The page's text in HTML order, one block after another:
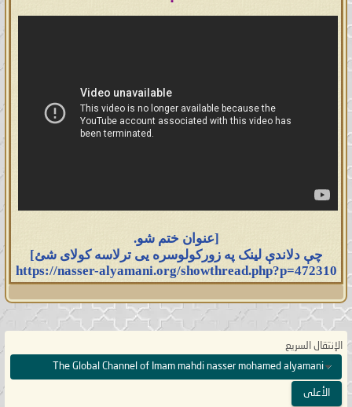
[عنوان ختم شو.
چې دلاندې لینک په زورکولوسره یی ترلاسه کولای شئ]
https://nasser-alyamani.org/showthread.php?p=472310
الإنتقال السريع
The Global Channel of Imam mahdi nasser mohamed alyamani
الأعلى